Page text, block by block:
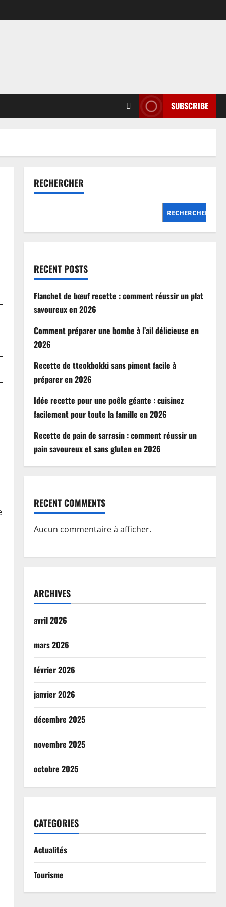
SUBSCRIBE
RECHERCHER
RECHERCHER
RECENT POSTS
Flanchet de bœuf recette : comment réussir un plat
savoureux en 2026
Comment préparer une bombe à l’ail délicieuse en
2026
Recette de tteokbokki sans piment facile à
préparer en 2026
Idée recette pour une poêle géante : cuisinez
facilement pour toute la famille en 2026
Recette de pain de sarrasin : comment réussir un
pain savoureux et sans gluten en 2026
RECENT COMMENTS
Aucun commentaire à afficher.
ARCHIVES
avril 2026
mars 2026
février 2026
janvier 2026
décembre 2025
novembre 2025
octobre 2025
CATEGORIES
Actualités
Tourisme